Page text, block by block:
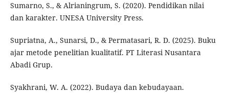
Sumarno, S., & Alrianingrum, S. (2020). Pendidikan nilai
dan karakter. UNESA University Press.
Supriatna, A., Sunarsi, D., & Permatasari, R. D. (2025). Buku
ajar metode penelitian kualitatif. PT Literasi Nusantara
Abadi Grup.
Syakhrani, W. A. (2022). Budaya dan kebudayaan.